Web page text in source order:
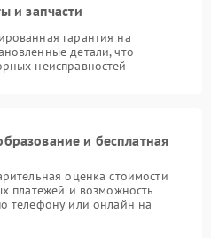
и запчасти
гарантия на
детали, что
неисправностей
и бесплатная
оценка стоимости
платежей и возможность
телефону или онлайн на